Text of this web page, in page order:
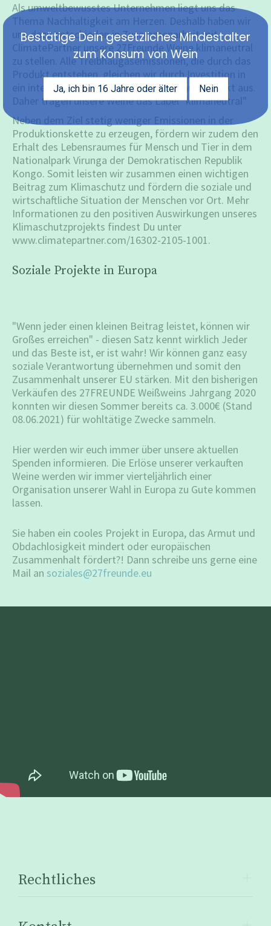
Als umweltbewusstes Unternehmen liegt uns das
Thema Nachhaltigkeit am Herzen. Deshalb haben wir
uns dazu entschieden in Zusammenarbeit mit
ClimatePartner unsere 27Freunde Weine klimaneutral
zu stellen. Alle Treibhaugasemissionen, die durch das
Produkt entstehen, gleichen wir durch Investition in
ein international anerkanntes Klimaschutzprojekt aus.
Daher tragen unsere Weine das Label "klimaneutral"
Neben dem Ziel stetig weniger Emissionen in der
Produktionskette zu erzeugen, fördern wir zudem den
Erhalt des Lebensraumes für Mensch und Tier in dem
Nationalpark Virunga der Demokratischen Republik
Kongo. Somit leisten wir zusammen einen wichtigen
Beitrag zum Klimaschutz und fördern die soziale und
wirtschaftliche Situation der Menschen vor Ort. Mehr
Informationen zu den positiven Auswirkungen unseres
Klimaschutzprojekts findest Du unter
www.climatepartner.com/16302-2105-1001.
Soziale Projekte in Europa
"Wenn jeder einen kleinen Beitrag leistet, können wir
Großes erreichen" - diesen Satz kennt wirklich Jeder
und das Beste ist, er ist wahr! Wir können ganz easy
soziale Verantwortung übernehmen und somit den
Zusammenhalt unserer EU stärken. Mit den bisherigen
Verkäufen des 27FREUNDE Weißweins Jahrgang 2020
konnten wir diesen Sommer bereits ca. 3.000€ (Stand
08.06.2021) für wohltätige Zwecke sammeln.
Hier werden wir euch immer über unsere aktuellen
Spenden informieren. Die Erlöse unserer verkauften
Weine werden wir immer vierteljährlich einer
Organisation unserer Wahl in Europa zu Gute kommen
lassen.
Sie haben ein cooles Projekt in Europa, das Armut und
Obdachlosigkeit mindert oder europäischen
Zusammenhalt fördert?! Dann schreibe uns gerne eine
Mail an soziales@27freunde.eu
Rechtliches
Bestätige Dein gesetzliches Mindestalter
zum Konsum von Wein
Ja, ich bin 16 Jahre oder älter Nein